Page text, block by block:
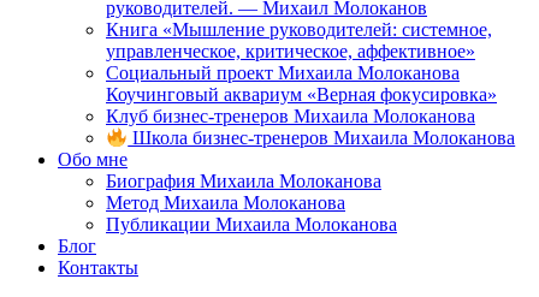
руководителей. — Михаил Молоканов
Книга «Мышление руководителей: системное,
управленческое, критическое, аффективное»
Социальный проект Михаила Молоканова
Коучинговый аквариум «Верная фокусировка»
Клуб бизнес-тренеров Михаила Молоканова
Школа бизнес-тренеров Михаила Молоканова
Обо мне
Биография Михаила Молоканова
Метод Михаила Молоканова
Публикации Михаила Молоканова
Блог
Контакты